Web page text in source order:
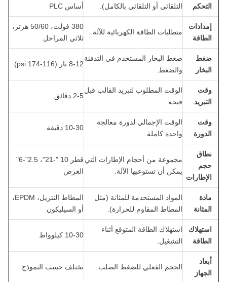
التحكم
التلقائي أو التلقائي بالكامل).
أساس PLC
إمدادات
الطاقة
متطلبات الطاقة الكهربائية للآلة.
380 فولت، 50/60 هرتز،
ثلاثي المراحل
ضغط
البخار
ضغط البخار المستخدم في التدفئة
والضغط.
8-12 بار (116-174 psi)
وقت
التبريد
الوقت المطلوب لتبريد القالب قبل
فتحه
2-5 دقائق
وقت
الدورة
الوقت الإجمالي لدورة معالجة
واحدة كاملة.
10-30 دقيقة
نطاق
حجم
الإطارات
مجموعة من أحجام الإطارات التي
يمكن أن تستوعبها الآلة.
قطر 10 "-21"، 2.5"-6"
العرض
مادة
المثانة
المواد المستخدمة للمثانة (مثل
المطاط المقاوم للحرارة).
المطاط النتريل، EPDM،
أو السيليكون
استهلاك
الطاقة
استهلاك الطاقة المتوقع أثناء
التشغيل.
10-30 كيلوواط
أبعاد
الجهاز
الحجم الفعلي للضغط الصلب. تختلف حسب النموذج